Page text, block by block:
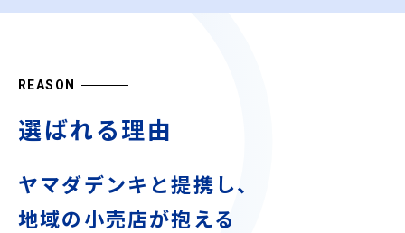
REASON
選ばれる理由
ヤマダデンキと提携し、
地域の小売店が抱える